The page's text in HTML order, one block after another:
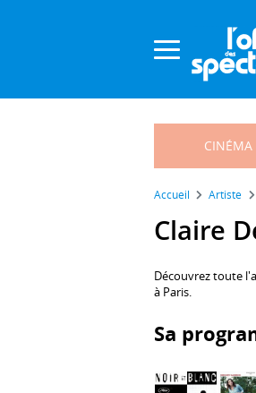
CINÉMA
Accueil Artiste
Claire
Découvrez toute
à Paris.
Sa